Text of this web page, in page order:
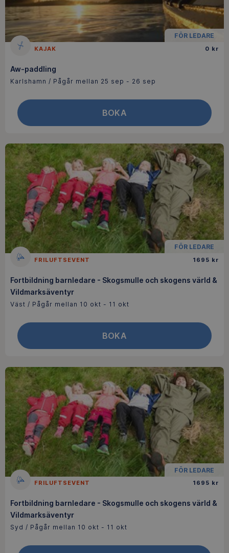
FÖR LEDARE
KAJAK 0 kr
Aw-paddling
Karlshamn / Pågår mellan 25 sep - 26 sep
BOKA
FÖR LEDARE
FRILUFTSEVENT 1695 kr
Fortbildning barnledare - Skogsmulle och skogens värld &
Vildmarksäventyr
Väst / Pågår mellan 10 okt - 11 okt
BOKA
FÖR LEDARE
FRILUFTSEVENT 1695 kr
Fortbildning barnledare - Skogsmulle och skogens värld &
Vildmarksäventyr
Syd / Pågår mellan 10 okt - 11 okt